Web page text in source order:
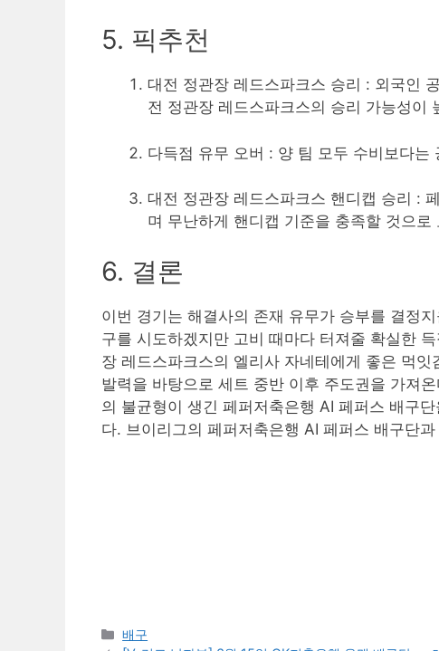
5. 픽추천
대전 정관장 레드스파크스 승리 : 외국인
전 정관장 레드스파크스의 승리 가능성이
다득점 유무 오버 : 양 팀 모두 수비보다
대전 정관장 레드스파크스 핸디캡 승리 :
며 무난하게 핸디캡 기준을 충족할 것으로
6. 결론
이번 경기는 해결사의 존재 유무가 승부를 결정
구를 시도하겠지만 고비 때마다 터져줄 확실한
장 레드스파크스의 엘리사 자네테에게 좋은 먹
발력을 바탕으로 세트 중반 이후 주도권을 가져
의 불균형이 생긴 페퍼저축은행 AI 페퍼스 배구
다. 브이리그의 페퍼저축은행 AI 페퍼스 배구단
Categories
배구